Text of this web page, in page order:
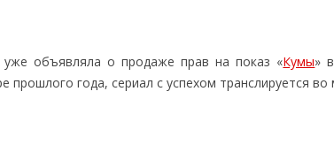
объявляла о продаже прав на показ «Кумы»
года, сериал с успехом транслируется во